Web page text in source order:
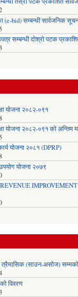
(e-bid) सम्बन्धी सार्वजनिक
सम्बन्धी दोश्रो पटक
योजना २०८२-०९१
योजना २०८२-०९१ को अन्तिम
योजना २०८१ (DPRP)
योजना २०७९
(REVENUE
(साउन-असोज)
विवरण